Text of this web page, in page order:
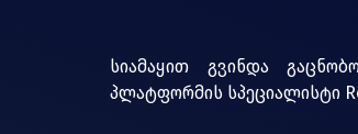
სიამაყით გვინდა
პლატფორმის სპეციალისტი